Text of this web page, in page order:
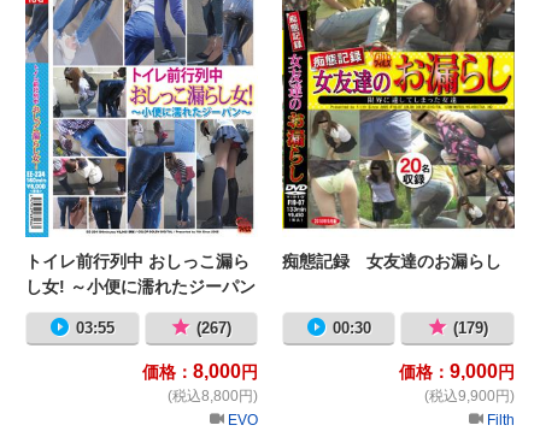
トイレ前行列中 おしっこ漏ら
し女! ～小便に濡れたジーパン
～
03:55 (267)
価格： 8,000円
(税込8,800円)
EVO
痴態記録 女友達のお漏らし
00:30 (179)
価格： 9,000円
(税込9,900円)
Filth